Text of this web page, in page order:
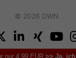
© 2026 DWN
nur 4,99 EUR>> Ja,